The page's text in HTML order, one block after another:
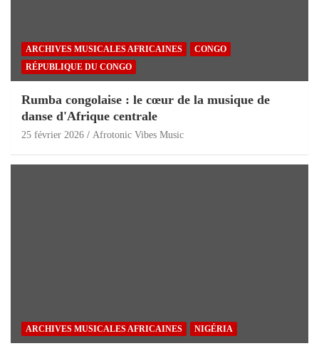
ARCHIVES MUSICALES AFRICAINES
CONGO
RÉPUBLIQUE DU CONGO
Rumba congolaise : le cœur de la musique de
danse d'Afrique centrale
25 février 2026 Afrotonic Vibes Music
ARCHIVES MUSICALES AFRICAINES NIGÉRIA